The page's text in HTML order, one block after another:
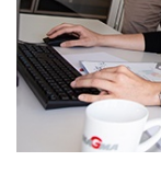
MAGMA Indien
EN
MAGMA Korea